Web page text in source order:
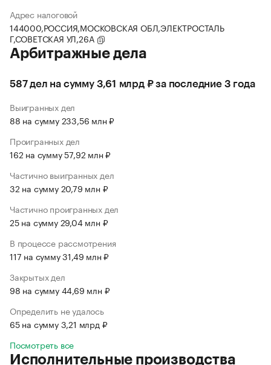
Адрес налоговой
144000,РОССИЯ,МОСКОВСКАЯ ОБЛ,ЭЛЕКТРОСТАЛЬ
Г,СОВЕТСКАЯ УЛ,26А
Арбитражные дела
587 дел на сумму 3,61 млрд ₽ за последние 3 года
Выигранных дел
88 на сумму 233,56 млн ₽
Проигранных дел
162 на сумму 57,92 млн ₽
Частично выигранных дел
32 на сумму 20,79 млн ₽
Частично проигранных дел
25 на сумму 29,04 млн ₽
В процессе рассмотрения
117 на сумму 31,49 млн ₽
Закрытых дел
98 на сумму 44,69 млн ₽
Определить не удалось
65 на сумму 3,21 млрд ₽
Посмотреть все
Исполнительные производства